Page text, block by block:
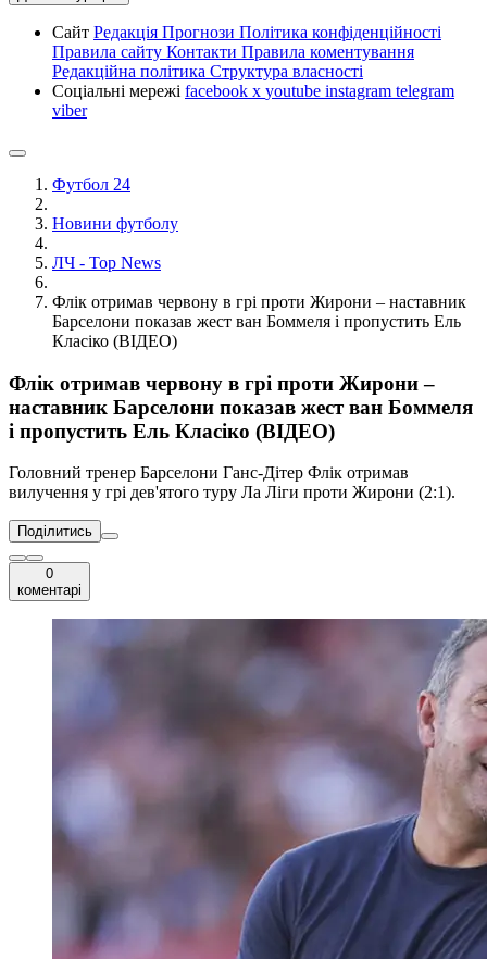
Сайт Редакція Прогнози Політика конфіденційності
Правила сайту Контакти Правила коментування
Редакційна політика Структура власності
Соціальні мережі facebook x youtube instagram telegram
viber
Футбол 24
Новини футболу
ЛЧ - Top News
Флік отримав червону в грі проти Жирони – наставник
Барселони показав жест ван Боммеля і пропустить Ель
Класіко (ВІДЕО)
Флік отримав червону в грі проти Жирони –
наставник Барселони показав жест ван Боммеля
і пропустить Ель Класіко (ВІДЕО)
Головний тренер Барселони Ганс-Дітер Флік отримав
вилучення у грі дев'ятого туру Ла Ліги проти Жирони (2:1).
Поділитись
0
коментарі